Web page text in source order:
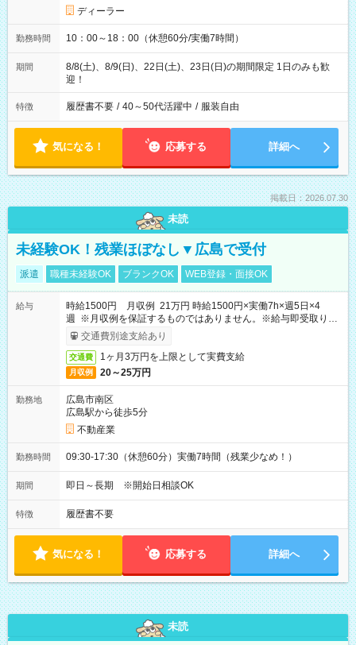
ディーラー
勤務時間 10：00～18：00（休憩60分/実働7時間）
期間
8/8(土)、8/9(日)、22日(土)、23日(日)の期間限定 1日のみも歓
迎！
特徴 履歴書不要 / 40～50代活躍中 / 服装自由
気になる！ 応募する 詳細へ
掲載日：2026.07.30
未読
未経験OK！残業ほぼなし▼広島で受付
派遣 職種未経験OK ブランクOK WEB登録・面接OK
給与
時給1500円 月収例 21万円 時給1500円×実働7h×週5日×4
週 ※月収例を保証するものではありません。※給与即受取りサ
ービス利用可（利用条件有）
交通費別途支給あり
交通費 1ヶ月3万円を上限として実費支給
月収例 20～25万円
勤務地
広島市南区
広島駅から徒歩5分
不動産業
勤務時間 09:30-17:30（休憩60分）実働7時間（残業少なめ！）
期間 即日～長期 ※開始日相談OK
特徴 履歴書不要
気になる！ 応募する 詳細へ
未読